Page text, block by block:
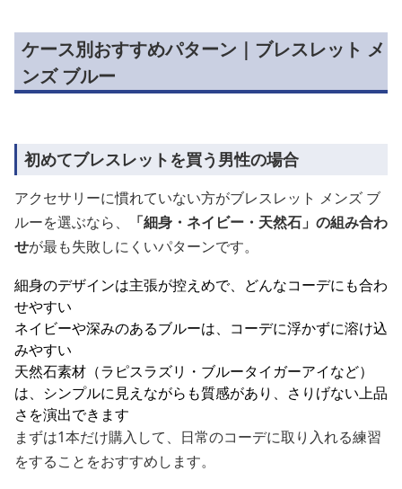
ケース別おすすめパターン｜ブレスレット メ
ンズ ブルー
初めてブレスレットを買う男性の場合
アクセサリーに慣れていない方がブレスレット メンズ ブ
ルーを選ぶなら、
「細身・ネイビー・天然石」の組み合わ
せが最も失敗しにくいパターンです。
細身のデザインは主張が控えめで、どんなコーデにも合わ
せやすい
ネイビーや深みのあるブルーは、コーデに浮かずに溶け込
みやすい
天然石素材（ラピスラズリ・ブルータイガーアイなど）
は、シンプルに見えながらも質感があり、さりげない上品
さを演出できます
まずは1本だけ購入して、日常のコーデに取り入れる練習
をすることをおすすめします。